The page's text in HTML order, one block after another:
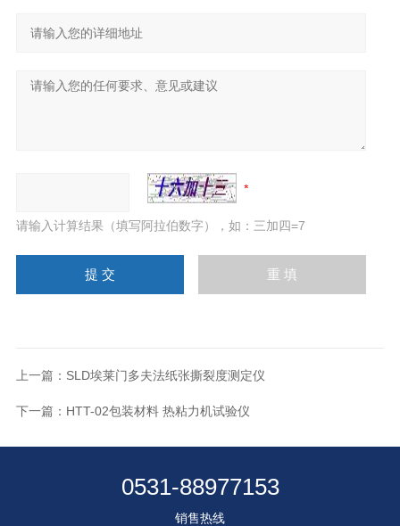
请输入计算结果（填写阿拉伯数字），如：三加四=7
上一篇： SLD埃莱门多夫法纸张撕裂度测定仪
下一篇： HTT-02包装材料 热粘力机试验仪
0531-88977153
销售热线